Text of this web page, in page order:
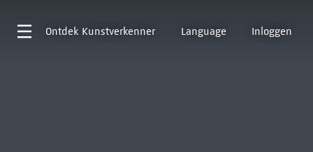
Ontdek Kunstverkenner Language Inloggen